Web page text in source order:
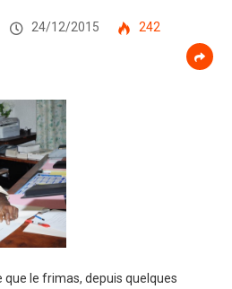
24/12/2015
242
que le frimas, depuis quelques